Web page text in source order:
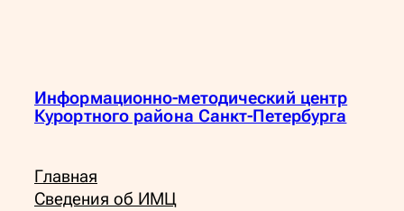
Информационно-методический центр
Курортного района Санкт-Петербурга
Главная
Сведения об ИМЦ